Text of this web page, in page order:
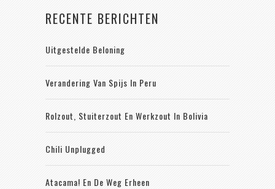
RECENTE BERICHTEN
Uitgestelde Beloning
Verandering Van Spijs In Peru
Rolzout, Stuiterzout En Werkzout In Bolivia
Chili Unplugged
Atacama! En De Weg Erheen